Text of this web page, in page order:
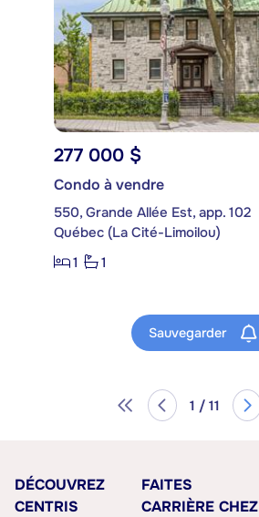
277 000 $
Condo à vendre
550, Grande Allée Est, app. 102
Québec (La Cité-Limoilou)
1
1
Sauvegarder
1 / 11
DÉCOUVREZ
CENTRIS
FAITES
CARRIÈRE CHEZ